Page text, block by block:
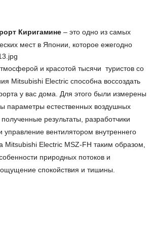
Киригамине – это одно из самых
мест в Японии, которое ежегодно
и красотой тысячи туристов со
Mitsubishi Electric способна воссоздать
у вас дома. Для этого были измерены
параметры естественных воздушных
результаты, разработчики
управление вентилятором внутреннего
Mitsubishi Electric MSZ-FH таким образом,
природных потоков и
спокойствия и тишины.